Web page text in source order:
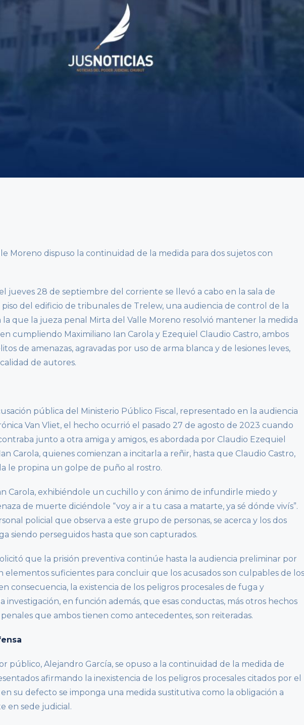
Moreno dispuso la continuidad de la medida para dos sujetos con
jueves 28 de septiembre del corriente se llevó a cabo en la sala de
del edificio de tribunales de Trelew, una audiencia de control de la
la que la jueza penal Mirta del Valle Moreno resolvió mantener la medida
cumpliendo Maximiliano Ian Carola y Ezequiel Claudio Castro, ambos
de amenazas, agravadas por uso de arma blanca y de lesiones leves,
de autores.
pública del Ministerio Público Fiscal, representado en la audiencia
Van Vliet, el hecho ocurrió el pasado 27 de agosto de 2023 cuando
junto a otra amiga y amigos, es abordada por Claudio Ezequiel
Carola, quienes comienzan a incitarla a reñir, hasta que Claudio Castro,
le propina un golpe de puño al rostro.
Carola, exhibiéndole un cuchillo y con ánimo de infundirle miedo y
de muerte diciéndole “voy a ir a tu casa a matarte, ya sé dónde vivís”.
policial que observa a este grupo de personas, se acerca y los dos
siendo perseguidos hasta que son capturados.
que la prisión preventiva continúe hasta la audiencia preliminar por
suficientes para concluir que los acusados son culpables de los
consecuencia, la existencia de los peligros procesales de fuga y
investigación, en función además, que esas conductas, más otros hechos
que ambos tienen como antecedentes, son reiteradas.
público, Alejandro García, se opuso a la continuidad de la medida de
afirmando la inexistencia de los peligros procesales citados por el
su defecto se imponga una medida sustitutiva como la obligación a
en sede judicial.